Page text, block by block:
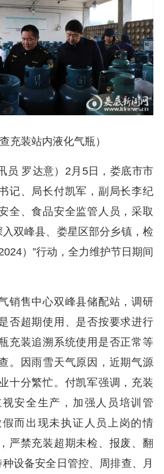
充装站内液化气瓶）
员 罗达意）2月5日，娄底市市
记、局长付凯军，副局长李纪
全、食品安全监管人员，采取
入双峰县、娄星区部分乡镇，检
）”行动，全力维护节日期间
销售中心双峰县储配站，调研
否超期使用、是否按要求进行
充装追溯系统使用是否正常等
。因雨雪天气原因，近期气源
十分繁忙。付凯军强调，充装
安全生产，加强人员培训管
而出现未执证人员上岗的情
严禁充装超期未检、报废、翻
种设备安全日管控、周排查、月